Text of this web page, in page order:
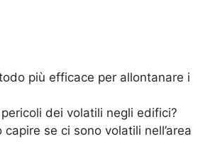
più efficace per allontanare i
dei volatili negli edifici?
capire se ci sono volatili nell’area